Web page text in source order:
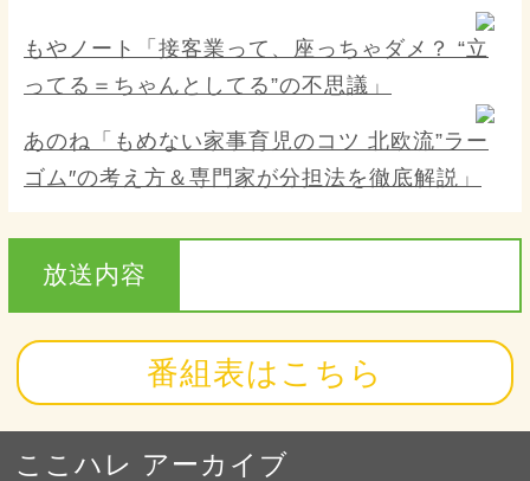
もやノート「接客業って、座っちゃダメ？ “立
ってる＝ちゃんとしてる”の不思議」
あのね「もめない家事育児のコツ 北欧流”ラー
ゴム″の考え方＆専門家が分担法を徹底解説」
放送内容
番組表はこちら
ここハレ アーカイブ